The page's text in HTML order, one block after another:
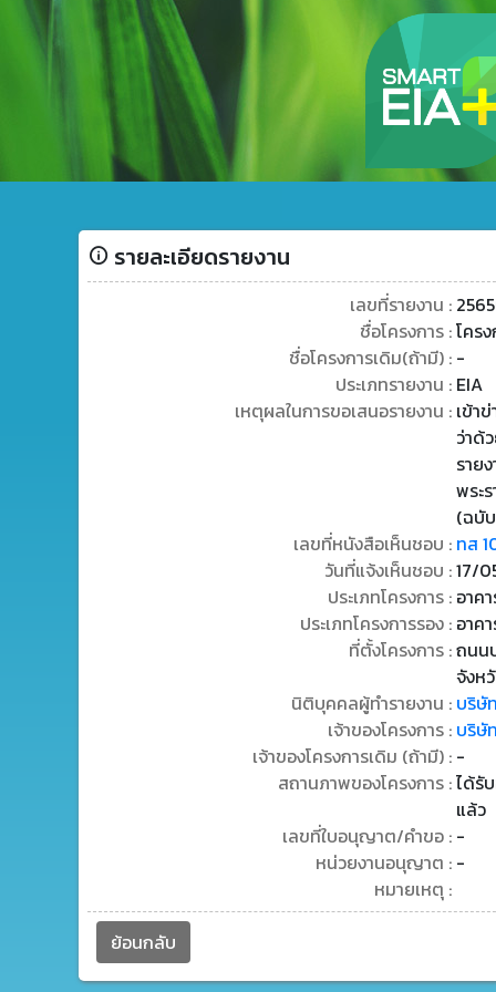
รายละเอียดรายงาน
เลขที่รายงาน :
ชื่อโครงการ :โคร
ชื่อโครงการเดิม(ถ้ามี) : -
ประเภทรายงาน : EIA
เหตุผลในการขอเสนอรายงาน : เข้า
ว่าด้
ราย
พระ
(ฉบั
เลขที่หนังสือเห็นชอบ : ทส
วันที่แจ้งเห็นชอบ :17/
ประเภทโครงการ : อาค
ประเภทโครงการรอง : อาค
ที่ตั้งโครงการ :ถนน
จังห
นิติบุคคลผู้ทำรายงาน : บริษั
เจ้าของโครงการ : บริษั
เจ้าของโครงการเดิม (ถ้ามี) : -
สถานภาพของโครงการ :ได้รั
แล้ว
เลขที่ใบอนุญาต/คำขอ : -
หน่วยงานอนุญาต : -
หมายเหตุ :
ย้อนกลับ